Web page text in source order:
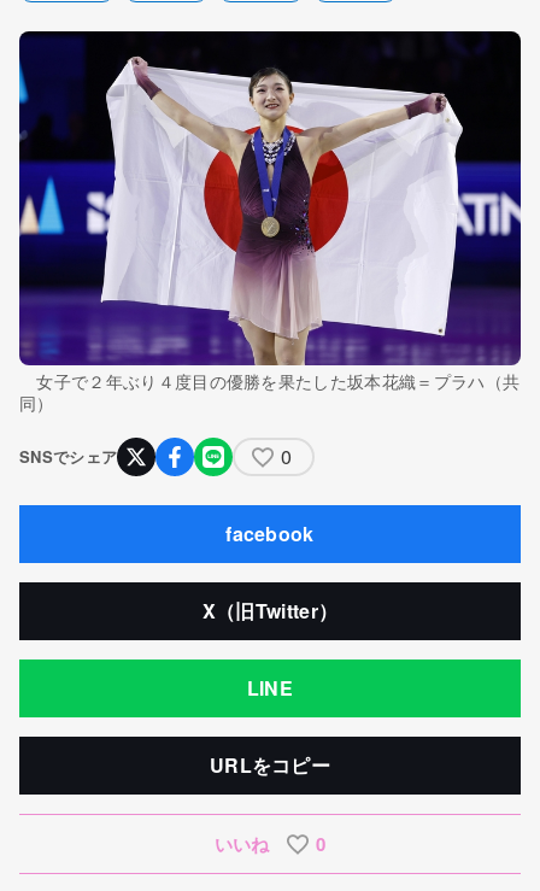
女子で２年ぶり４度目の優勝を果たした坂本花織＝プラハ（共
同）
SNSでシェア 0
facebook
X（旧Twitter）
LINE
URLをコピー
いいね 0